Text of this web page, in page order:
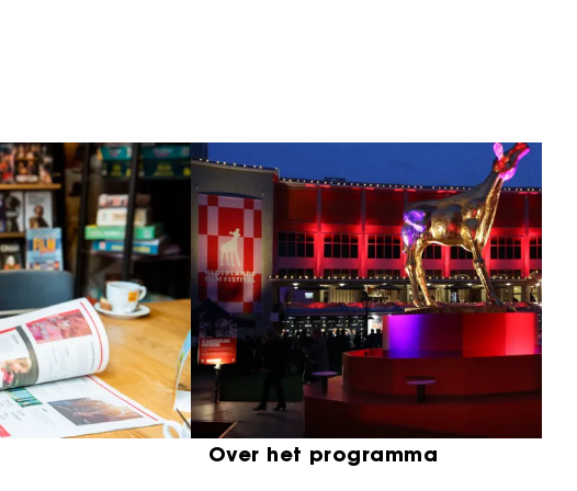
Over het programma